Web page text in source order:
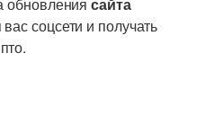
соцсети и получать